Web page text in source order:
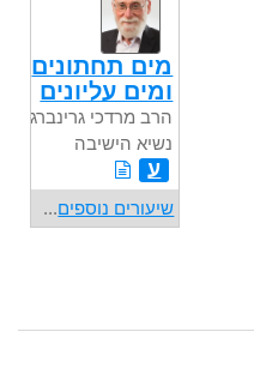
מים תחתונים
ומים עליונים
הרב מרדכי גרינברג
נשיא הישיבה
ע
שיעורים נוספים...